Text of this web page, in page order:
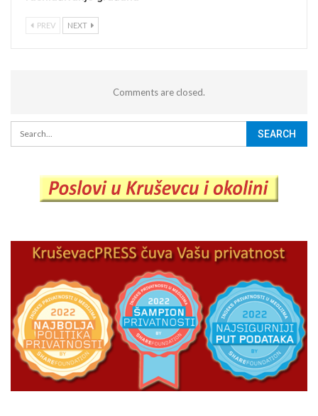
PREV NEXT
Comments are closed.